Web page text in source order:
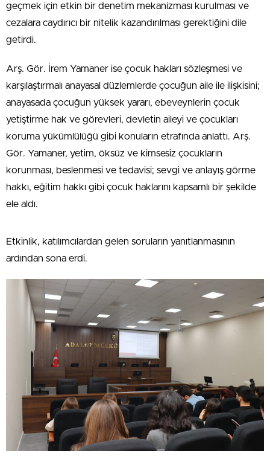
geçmek için etkin bir denetim mekanizması kurulması ve
cezalara caydırıcı bir nitelik kazandırılması gerektiğini dile
getirdi.
Arş. Gör. İrem Yamaner ise çocuk hakları sözleşmesi ve
karşılaştırmalı anayasal düzlemlerde çocuğun aile ile ilişkisini;
anayasada çocuğun yüksek yararı, ebeveynlerin çocuk
yetiştirme hak ve görevleri, devletin aileyi ve çocukları
koruma yükümlülüğü gibi konuların etrafında anlattı. Arş.
Gör. Yamaner, yetim, öksüz ve kimsesiz çocukların
korunması, beslenmesi ve tedavisi; sevgi ve anlayış görme
hakkı, eğitim hakkı gibi çocuk haklarını kapsamlı bir şekilde
ele aldı.
Etkinlik, katılımcılardan gelen soruların yanıtlanmasının
ardından sona erdi.